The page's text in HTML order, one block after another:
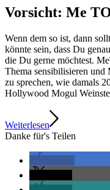
Vorsicht: Me
Wenn dem so ist, dann
könnte sein, dass Du
die Du gerne möchtest.
Thema sensibilisieren und
zu sprechen, wie damals
Hollywood Mogul
Weiterlesen
Danke für's Teilen